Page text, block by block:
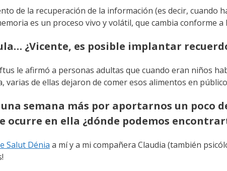
de la recuperación de la información (es decir, cuando
es un proceso vivo y volátil, que cambia conforme a
¿Vicente, es posible implantar
le afirmó a personas adultas que cuando eran niños
de ellas dejaron de comer esos alimentos en
semana más por aportarnos un poco
en ella ¿dónde podemos
Salut Dénia a mí y a mi compañera Claudia (también